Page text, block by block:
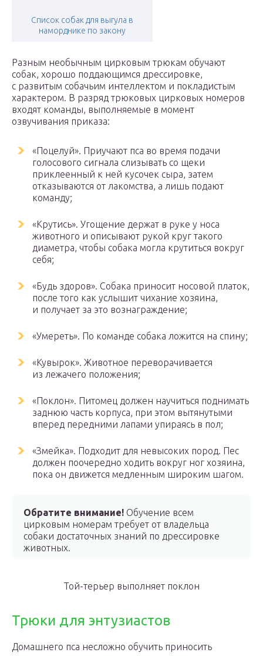
Список собак для выгула в
наморднике по закону
Разным необычным цирковым трюкам обучают
собак, хорошо поддающимся дрессировке,
с развитым собачьим интеллектом и покладистым
характером. В разряд трюковых цирковых номеров
входят команды, выполняемые в момент
озвучивания приказа:
«Поцелуй». Приучают пса во время подачи
голосового сигнала слизывать со щеки
приклеенный к ней кусочек сыра, затем
отказываются от лакомства, а лишь подают
команду;
«Крутись». Угощение держат в руке у носа
животного и описывают рукой круг такого
диаметра, чтобы собака могла крутиться вокруг
себя;
«Будь здоров». Собака приносит носовой платок,
после того как услышит чихание хозяина,
и получает за это вознаграждение;
«Умереть». По команде собака ложится на спину;
«Кувырок». Животное переворачивается
из лежачего положения;
«Поклон». Питомец должен научиться поднимать
заднюю часть корпуса, при этом вытянутыми
вперед передними лапами упираясь в пол;
«Змейка». Подходит для невысоких пород. Пес
должен поочередно ходить вокруг ног хозяина,
пока он движется медленным широким шагом.
Обратите внимание! Обучение всем
цирковым номерам требует от владельца
собаки достаточных знаний по дрессировке
животных.
Той-терьер выполняет поклон
Трюки для энтузиастов
Домашнего пса несложно обучить приносить